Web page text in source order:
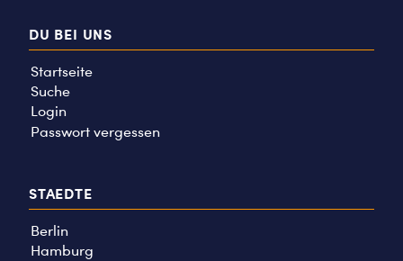
DU BEI UNS
Startseite
Suche
Login
Passwort vergessen
STAEDTE
Berlin
Hamburg